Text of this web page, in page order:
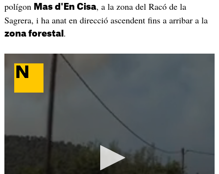
polígon Mas d'En Cisa, a la zona del Racó de la
Sagrera, i ha anat en direcció ascendent fins a arribar a la
zona forestal .